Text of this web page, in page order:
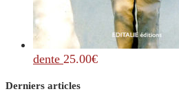
dente 25.00€
Derniers articles